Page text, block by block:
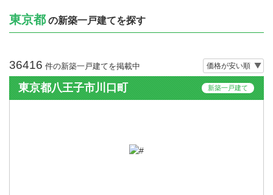
東京都 の新築一戸建てを探す
36416 件の新築一戸建てを掲載中
東京都八王子市川口町 新築一戸建て